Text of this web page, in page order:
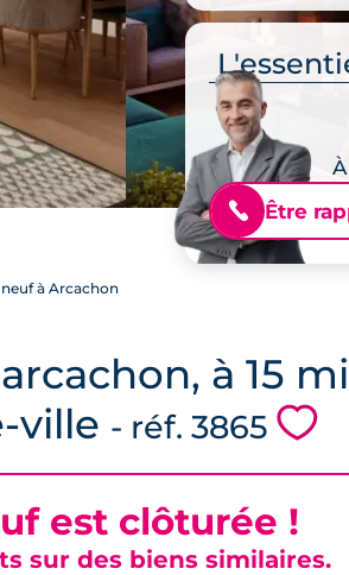
📞 Être
à Arcachon
à 15
ville - réf. 3865 💗
est clôturée !
sur des biens similaires.